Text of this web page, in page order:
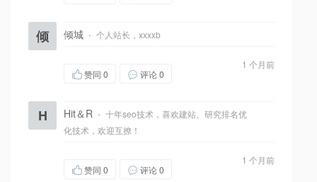
倾 倾城 · 个人站长，xxxxb
1 个月前
赞同 0 评论 0
H Hit＆R · 十年seo技术，喜欢建站、研究排名优
化技术，欢迎互撩！
1 个月前
赞同 0 评论 0